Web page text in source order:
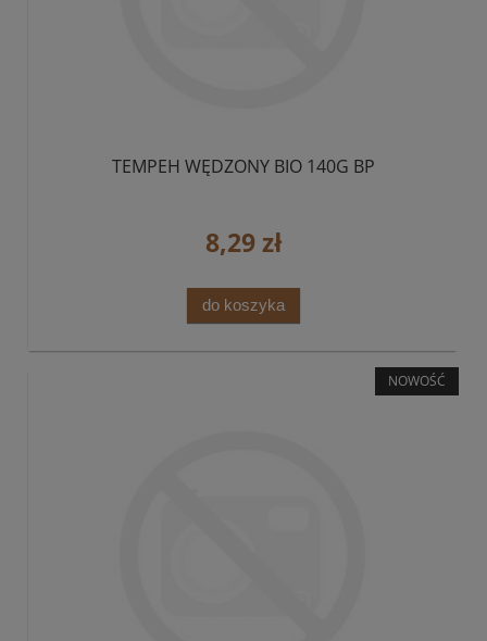
TEMPEH WĘDZONY BIO 140G BP
8,29 zł
do koszyka
NOWOŚĆ